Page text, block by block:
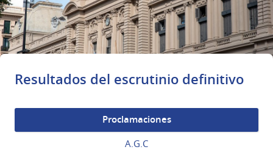
Resultados del escrutinio definitivo
Proclamaciones
A.G.C